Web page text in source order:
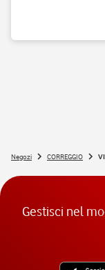
Negozi CORREGGIO
Gestisci nel